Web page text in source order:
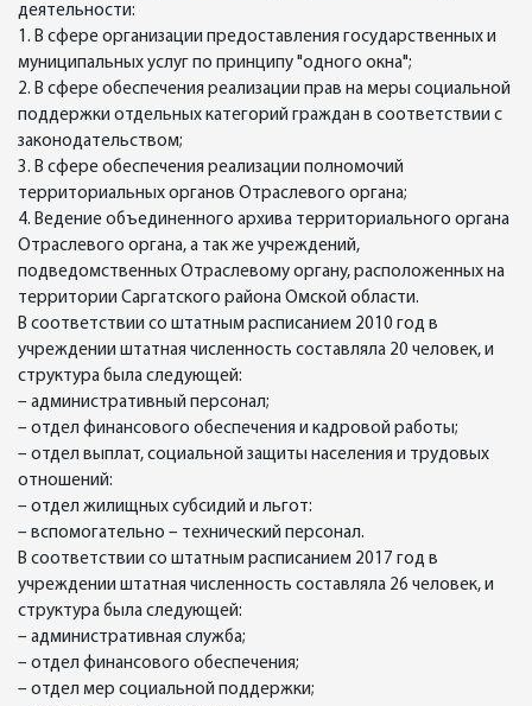
деятельности:
1. В сфере организации предоставления государственных и
муниципальных услуг по принципу "одного окна";
2. В сфере обеспечения реализации прав на меры социальной
поддержки отдельных категорий граждан в соответствии с
законодательством;
3. В сфере обеспечения реализации полномочий
территориальных органов Отраслевого органа;
4. Ведение объединенного архива территориального органа
Отраслевого органа, а так же учреждений,
подведомственных Отраслевому органу, расположенных на
территории Саргатского района Омской области.
В соответствии со штатным расписанием 2010 год в
учреждении штатная численность составляла 20 человек, и
структура была следующей:
– административный персонал;
– отдел финансового обеспечения и кадровой работы;
– отдел выплат, социальной защиты населения и трудовых
отношений:
– отдел жилищных субсидий и льгот:
– вспомогательно – технический персонал.
В соответствии со штатным расписанием 2017 год в
учреждении штатная численность составляла 26 человек, и
структура была следующей:
– административная служба;
– отдел финансового обеспечения;
– отдел мер социальной поддержки;